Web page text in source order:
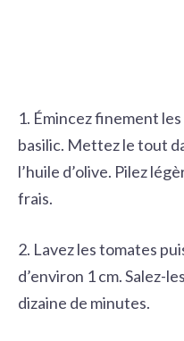
1. Émincez finement
basilic. Mettez le tout
l’huile d’olive. Pilez
frais.
2. Lavez les tomates
d’environ 1 cm. Salez-
dizaine de minutes.